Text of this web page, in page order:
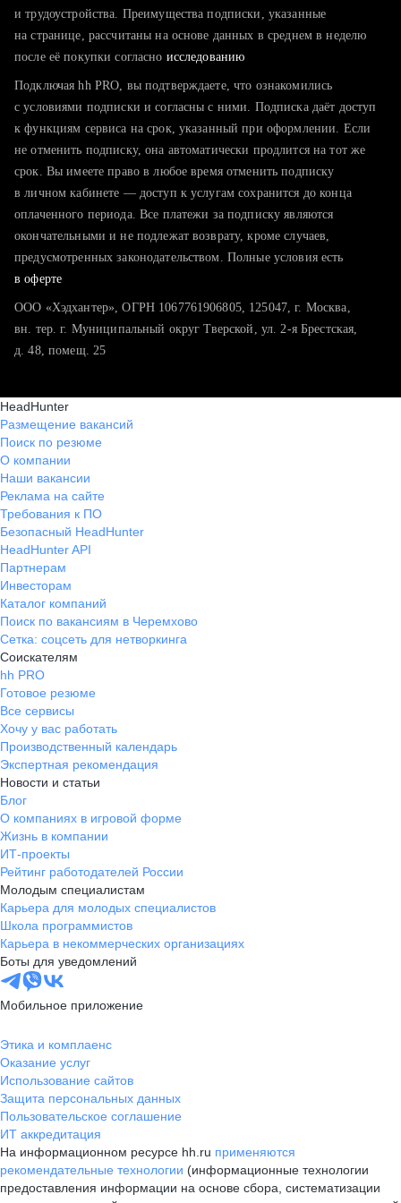
тратите много времени на поиск и вручную поднимаете
хотите сравнить себя с конкурентами и оценить шансы
и трудоустройства. Преимущества подписки, указанные
на странице, рассчитаны на основе данных в среднем в неделю
после её покупки согласно исследованию
Подключая hh PRO, вы подтверждаете, что ознакомились
с условиями подписки и согласны с ними. Подписка даёт доступ
к функциям сервиса на срок, указанный при оформлении. Если
не отменить подписку, она автоматически продлится на тот же
срок. Вы имеете право в любое время отменить подписку
в личном кабинете — доступ к услугам сохранится до конца
оплаченного периода. Все платежи за подписку являются
окончательными и не подлежат возврату, кроме случаев,
предусмотренных законодательством. Полные условия есть
в оферте
ООО «Хэдхантер», ОГРН 1067761906805, 125047, г. Москва,
вн. тер. г. Муниципальный округ Тверской, ул. 2-я Брестская,
д. 48, помещ. 25
HeadHunter
Размещение вакансий
Поиск по резюме
О компании
Наши вакансии
Реклама на сайте
Требования к ПО
Безопасный HeadHunter
HeadHunter API
Партнерам
Инвесторам
Каталог компаний
Поиск по вакансиям в Черемхово
Сетка: соцсеть для нетворкинга
Соискателям
hh PRO
Готовое резюме
Все сервисы
Хочу у вас работать
Производственный календарь
Экспертная рекомендация
Новости и статьи
Блог
О компаниях в игровой форме
Жизнь в компании
ИТ-проекты
Рейтинг работодателей России
Молодым специалистам
Карьера для молодых специалистов
Школа программистов
Карьера в некоммерческих организациях
Боты для уведомлений
Мобильное приложение
Этика и комплаенс
Оказание услуг
Использование сайтов
Защита персональных данных
Пользовательское соглашение
ИТ аккредитация
На информационном ресурсе hh.ru применяются
рекомендательные технологии (информационные технологии
предоставления информации на основе сбора, систематизации